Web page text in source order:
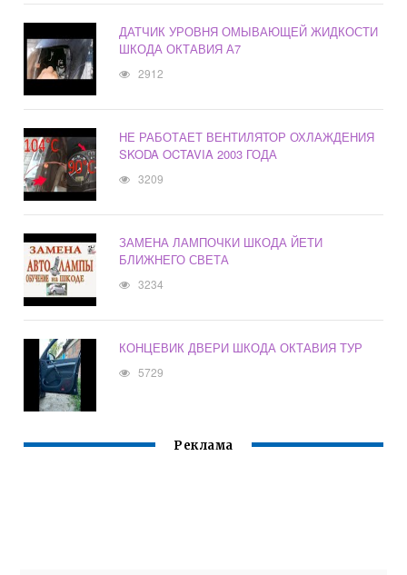
ДАТЧИК УРОВНЯ ОМЫВАЮЩЕЙ ЖИДКОСТИ
ШКОДА ОКТАВИЯ А7
2912
НЕ РАБОТАЕТ ВЕНТИЛЯТОР ОХЛАЖДЕНИЯ
SKODA OCTAVIA 2003 ГОДА
3209
ЗАМЕНА ЛАМПОЧКИ ШКОДА ЙЕТИ
БЛИЖНЕГО СВЕТА
3234
КОНЦЕВИК ДВЕРИ ШКОДА ОКТАВИЯ ТУР
5729
Реклама